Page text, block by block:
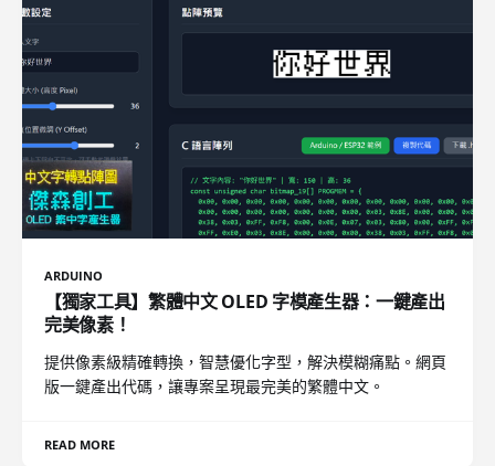
ARDUINO
【獨家工具】繁體中文 OLED 字模產生器：一鍵產出
完美像素！
提供像素級精確轉換，智慧優化字型，解決模糊痛點。網頁
版一鍵產出代碼，讓專案呈現最完美的繁體中文。
READ MORE